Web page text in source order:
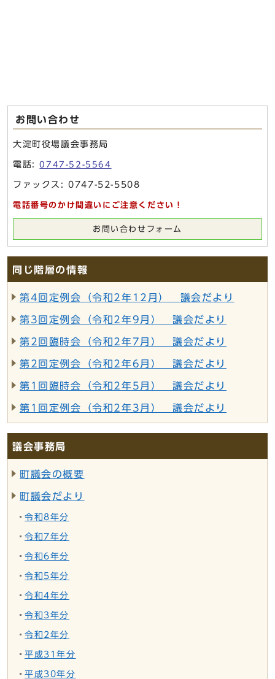
お問い合わせ
大淀町役場議会事務局
電話:0747-52-5564
ファックス: 0747-52-5508
電話番号のかけ間違いにご注意ください！
お問い合わせフォーム
同じ階層の情報
第4回定例会（令和2年12月） 議会だより
第3回定例会（令和2年9月） 議会だより
第2回臨時会（令和2年7月） 議会だより
第2回定例会（令和2年6月） 議会だより
第1回臨時会（令和2年5月） 議会だより
第1回定例会（令和2年3月） 議会だより
議会事務局
町議会の概要
町議会だより
令和8年分
令和7年分
令和6年分
令和5年分
令和4年分
令和3年分
令和2年分
平成31年分
平成30年分